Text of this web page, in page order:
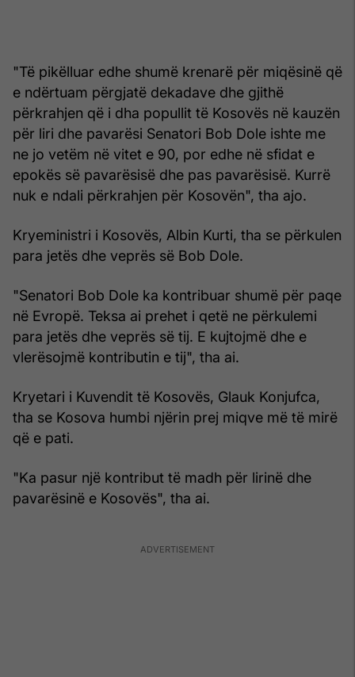
"Të pikëlluar edhe shumë krenarë për miqësinë që
e ndërtuam përgjatë dekadave dhe gjithë
përkrahjen që i dha popullit të Kosovës në kauzën
për liri dhe pavarësi Senatori Bob Dole ishte me
ne jo vetëm në vitet e 90, por edhe në sfidat e
epokës së pavarësisë dhe pas pavarësisë. Kurrë
nuk e ndali përkrahjen për Kosovën", tha ajo.
Kryeministri i Kosovës, Albin Kurti, tha se përkulen
para jetës dhe veprës së Bob Dole.
"Senatori Bob Dole ka kontribuar shumë për paqe
në Evropë. Teksa ai prehet i qetë ne përkulemi
para jetës dhe veprës së tij. E kujtojmë dhe e
vlerësojmë kontributin e tij", tha ai.
Kryetari i Kuvendit të Kosovës, Glauk Konjufca,
tha se Kosova humbi njërin prej miqve më të mirë
që e pati.
"Ka pasur një kontribut të madh për lirinë dhe
pavarësinë e Kosovës", tha ai.